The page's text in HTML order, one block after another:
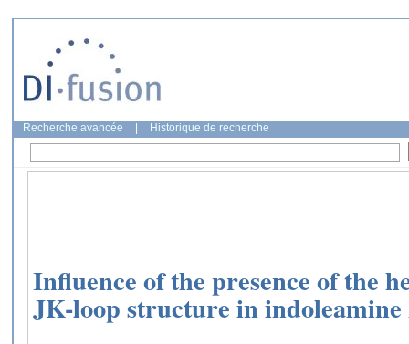
Recherche avancée Historique de recherche
Influence of the presence of the
JK-loop structure in indoleamine